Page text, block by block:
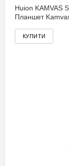
Huion KAMVAS
Планшет